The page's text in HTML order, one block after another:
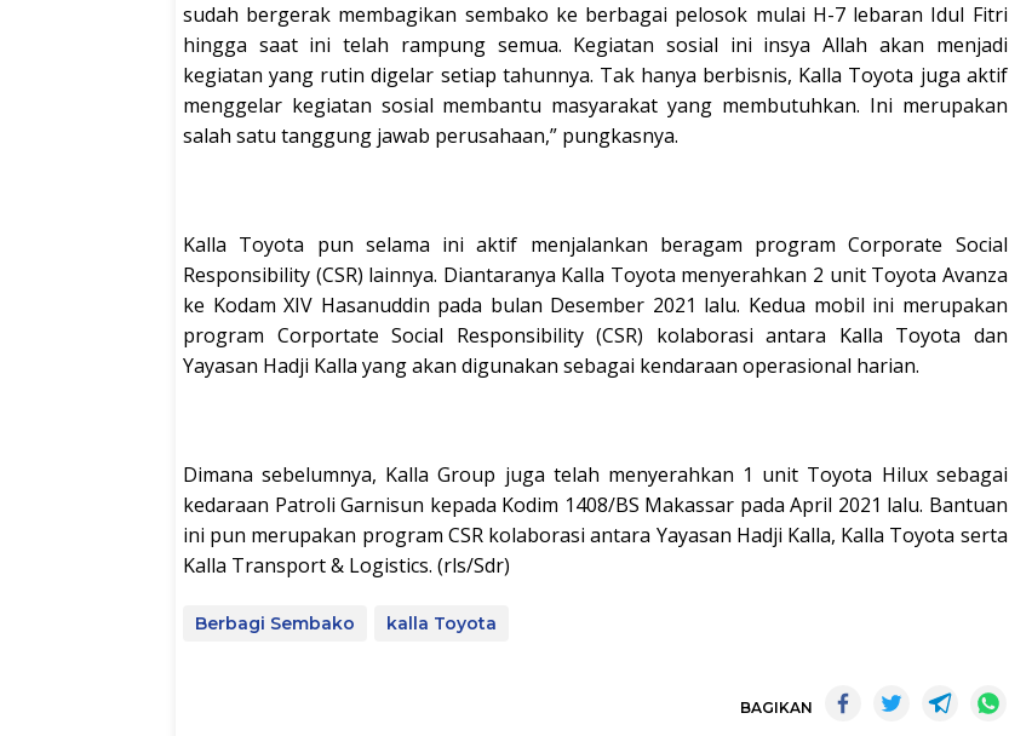
sudah bergerak membagikan sembako ke berbagai pelosok mulai H-7 lebaran Idul Fitri
hingga saat ini telah rampung semua. Kegiatan sosial ini insya Allah akan menjadi
kegiatan yang rutin digelar setiap tahunnya. Tak hanya berbisnis, Kalla Toyota juga aktif
menggelar kegiatan sosial membantu masyarakat yang membutuhkan. Ini merupakan
salah satu tanggung jawab perusahaan,” pungkasnya.
Kalla Toyota pun selama ini aktif menjalankan beragam program Corporate Social
Responsibility (CSR) lainnya. Diantaranya Kalla Toyota menyerahkan 2 unit Toyota Avanza
ke Kodam XIV Hasanuddin pada bulan Desember 2021 lalu. Kedua mobil ini merupakan
program Corportate Social Responsibility (CSR) kolaborasi antara Kalla Toyota dan
Yayasan Hadji Kalla yang akan digunakan sebagai kendaraan operasional harian.
Dimana sebelumnya, Kalla Group juga telah menyerahkan 1 unit Toyota Hilux sebagai
kedaraan Patroli Garnisun kepada Kodim 1408/BS Makassar pada April 2021 lalu. Bantuan
ini pun merupakan program CSR kolaborasi antara Yayasan Hadji Kalla, Kalla Toyota serta
Kalla Transport & Logistics. (rls/Sdr)
Berbagi Sembako kalla Toyota
BAGIKAN